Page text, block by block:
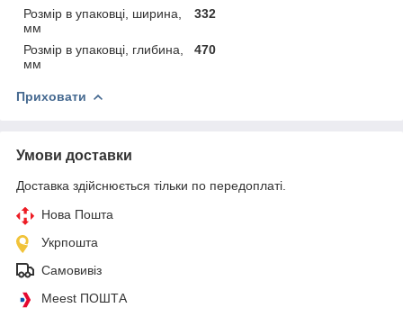
Розмір в упаковці, ширина,
мм
332
Розмір в упаковці, глибина,
мм
470
Приховати
Умови доставки
Доставка здійснюється тільки по передоплаті.
Нова Пошта
Укрпошта
Самовивіз
Meest ПОШТА